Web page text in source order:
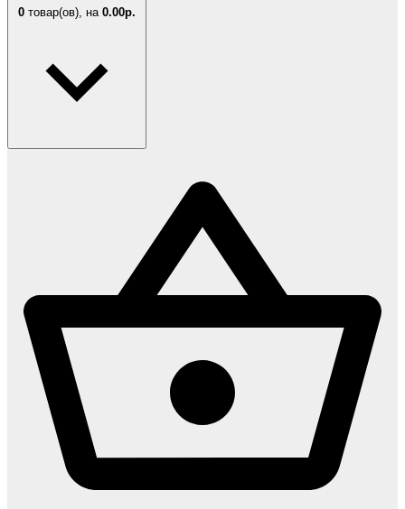
0 товар(ов), на 0.00р.